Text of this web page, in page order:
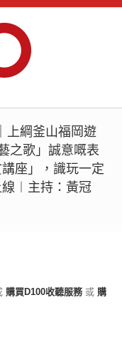
上綱釜山福岡遊
之歌」誠意嘅表
座」，識玩一定
︱主持：黃冠
購買D100收聽服務 或 購